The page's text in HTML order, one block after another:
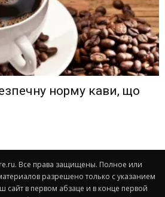
норму кави, що
Все права защищены. Полное или
разрешено только с указанием
сайт в первом абзаце и в конце первой